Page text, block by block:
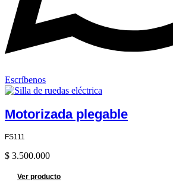
Escríbenos
Motorizada plegable
FS111
$ 3.500.000
Ver producto